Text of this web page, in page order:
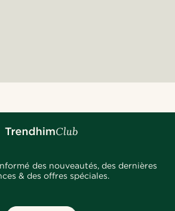
des nouveautés, des dernières
& des offres spéciales.